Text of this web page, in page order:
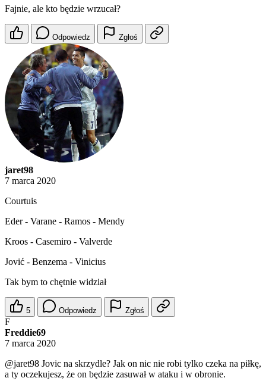
Fajnie, ale kto będzie wrzucał?
Odpowiedz Zgłoś
jaret98
7 marca 2020
Courtuis
Eder - Varane - Ramos - Mendy
Kroos - Casemiro - Valverde
Jović - Benzema - Vinicius
Tak bym to chętnie widział
5 Odpowiedz Zgłoś
F
Freddie69
7 marca 2020
@jaret98 Jovic na skrzydle? Jak on nic nie robi tylko czeka na piłkę,
a ty oczekujesz, że on będzie zasuwał w ataku i w obronie.